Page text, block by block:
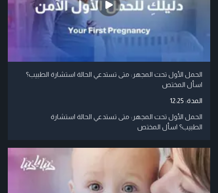
الحمل الأول تحت المجهر: متى تستدعي الحالة استشارة الطبيب؟
اسأل المختص
المدة: 12:25
الحمل الأول تحت المجهر: متى تستدعي الحالة استشارة
الطبيب؟ اسأل المختص